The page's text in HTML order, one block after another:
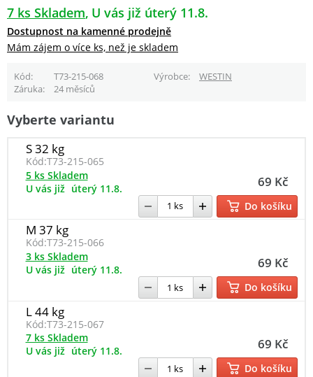
7 ks Skladem U vás již úterý 11.8.
Dostupnost na kamenné prodejně
Mám zájem o více ks, než je skladem
Kód T73-215-068 Výrobce
WESTIN
Záruka
24 měsíců
Vyberte variantu
S 32 kg
Kód:T73-215-065
69 Kč
5 ks Skladem
U vás již úterý 11.8.
Do košíku
M 37 kg
Kód:T73-215-066
69 Kč
3 ks Skladem
U vás již úterý 11.8.
Do košíku
L 44 kg
Kód:T73-215-067
69 Kč
7 ks Skladem
U vás již úterý 11.8.
Do košíku